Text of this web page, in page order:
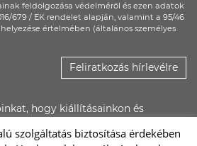
feldolgozása védelméről és ezen adatok
679 / EK rendelet alapján, valamint a 95/46
értelmében (általános személyes
Feliratkozás hírlevélre
hogy kiállításainkon és
illetőleg promóciós
szolgáltatás biztosítása érdekében